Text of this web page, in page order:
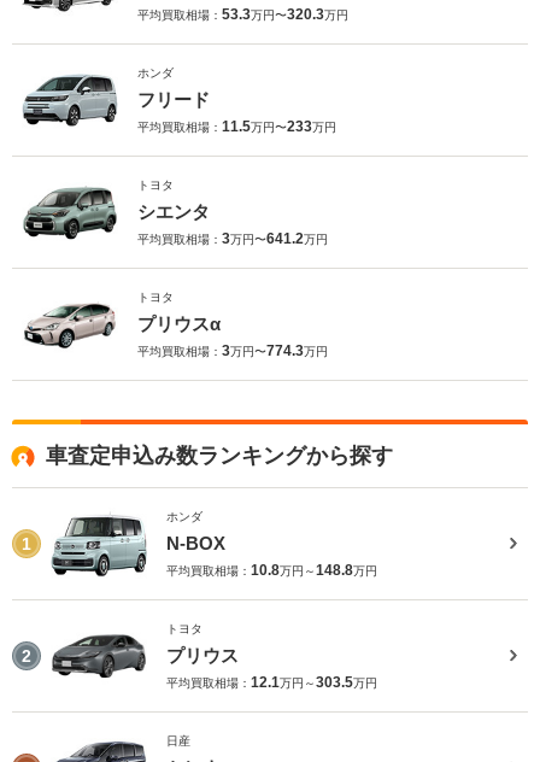
平均買取相場： 53.3万円〜320.3万円
ホンダ
フリード
平均買取相場： 11.5万円〜233万円
トヨタ
シエンタ
平均買取相場： 3万円〜641.2万円
トヨタ
プリウスα
平均買取相場： 3万円〜774.3万円
車査定申込み数ランキングから探す
1
ホンダ
N-BOX
平均買取相場： 10.8万円～148.8万円
2
トヨタ
プリウス
平均買取相場： 12.1万円～303.5万円
日産